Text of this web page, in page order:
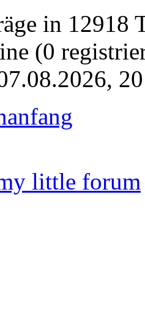
in 12918
(0
little forum